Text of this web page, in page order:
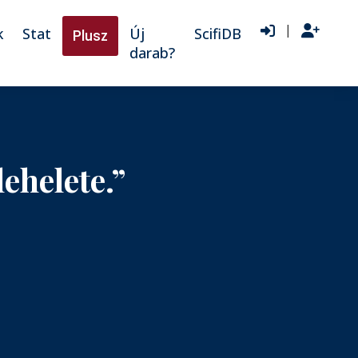
Stat Plusz
Új
darab?
ScifiDB |